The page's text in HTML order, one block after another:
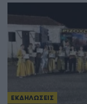
ΕΚΔΗΛΩΣΕΙΣ